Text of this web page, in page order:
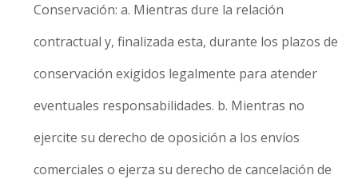
Conservación: a. Mientras dure la relación
contractual y, finalizada esta, durante los plazos de
conservación exigidos legalmente para atender
eventuales responsabilidades. b. Mientras no
ejercite su derecho de oposición a los envíos
comerciales o ejerza su derecho de cancelación de